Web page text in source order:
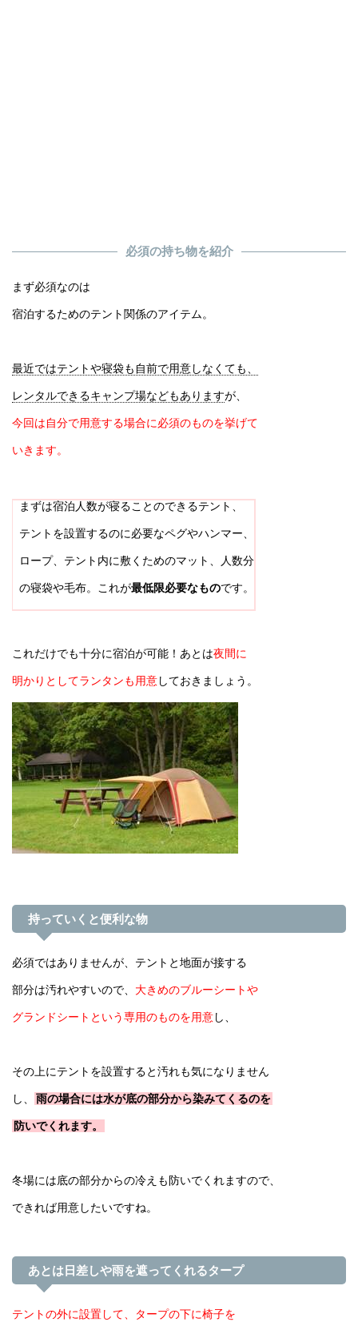
必須の持ち物を紹介
まず必須なのは
宿泊するためのテント関係のアイテム。
最近ではテントや寝袋も自前で用意しなくても、
レンタルできるキャンプ場などもありますが、
今回は自分で用意する場合に必須のものを挙げて
いきます。
まずは宿泊人数が寝ることのできるテント、
テントを設置するのに必要なペグやハンマー、
ロープ、テント内に敷くためのマット、人数分
の寝袋や毛布。これが最低限必要なものです。
これだけでも十分に宿泊が可能！あとは夜間に
明かりとしてランタンも用意しておきましょう。
持っていくと便利な物
必須ではありませんが、テントと地面が接する
部分は汚れやすいので、 大きめのブルーシートや
グランドシートという専用のものを用意し、
その上にテントを設置すると汚れも気になりません
し、 雨の場合には水が底の部分から染みてくるのを
防いでくれます。
冬場には底の部分からの冷えも防いでくれますので、
できれば用意したいですね。
あとは日差しや雨を遮ってくれるタープ
テントの外に設置して、タープの下に椅子を